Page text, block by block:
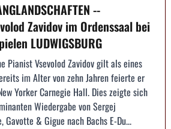
--
Zavidov im Ordenssaal bei
LUDWIGSBURG
Pianist Vsevolod Zavidov gilt als eines
im Alter von zehn Jahren feierte er
Yorker Carnegie Hall. Dies zeigte sich
Wiedergabe von Sergej
Gavotte & Gigue nach Bachs E-Du...